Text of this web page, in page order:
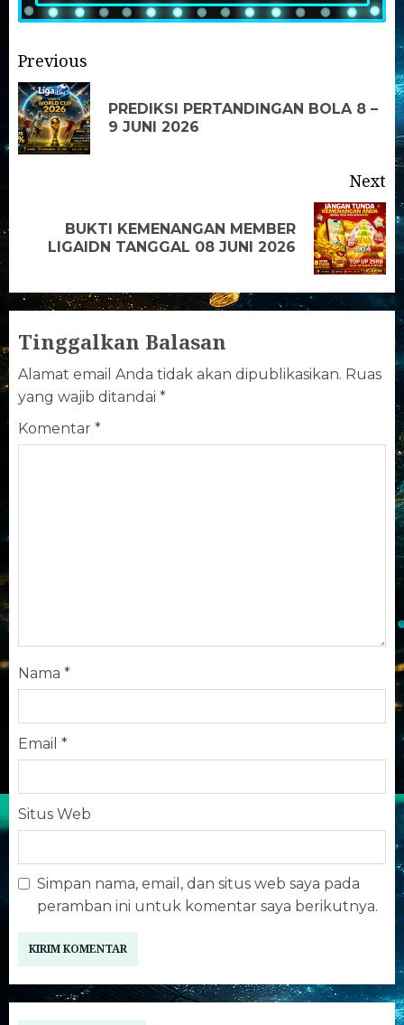
Previous
PREDIKSI PERTANDINGAN BOLA 8 –
9 JUNI 2026
Next
BUKTI KEMENANGAN MEMBER
LIGAIDN TANGGAL 08 JUNI 2026
Tinggalkan Balasan
Alamat email Anda tidak akan dipublikasikan. Ruas
yang wajib ditandai *
Komentar *
Nama *
Email *
Situs Web
Simpan nama, email, dan situs web saya pada
peramban ini untuk komentar saya berikutnya.